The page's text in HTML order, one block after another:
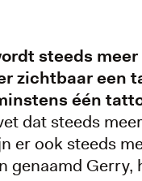
steeds
zichtbaar een
één
dat steeds
er ook steeds
genaamd